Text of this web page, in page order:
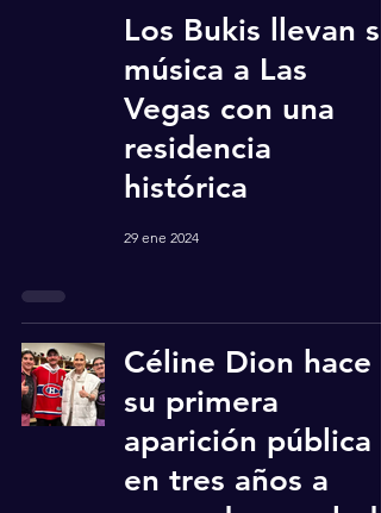
Los Bukis llevan su
música a Las
Vegas con una
residencia
histórica
29 ene 2024
Céline Dion hace
su primera
aparición pública
en tres años a